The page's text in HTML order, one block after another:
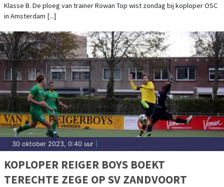
Klasse B. De ploeg van trainer Rowan Top wist zondag bij koploper OSC
in Amsterdam [...]
30 oktober 2023, 0:40 uur
KOPLOPER REIGER BOYS BOEKT
TERECHTE ZEGE OP SV ZANDVOORT